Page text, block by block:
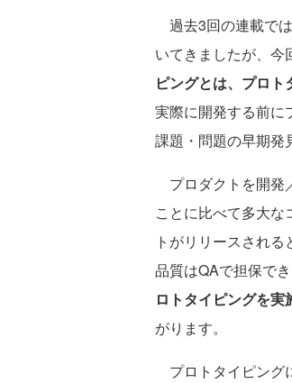
過去3回の連載では
いてきましたが、今
ピングとは、プロ
実際に開発する前に
課題・問題の早期発
プロダクトを開発
ことに比べて多大
トがリリースされ
品質はQAで担保で
ロトタイピングを
がります。
プロトタイピング